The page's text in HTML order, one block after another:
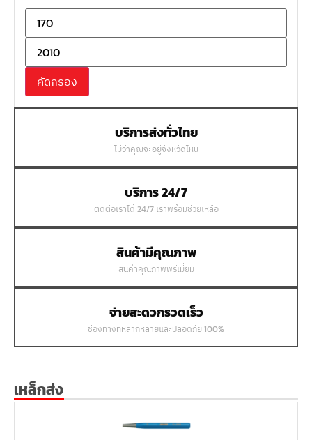
คัดกรอง
บริการส่งทั่วไทย
ไม่ว่าคุณจะอยู่จังหวัดไหน
บริการ 24/7
ติดต่อเราได้ 24/7 เราพร้อมช่วยเหลือ
สินค้ามีคุณภาพ
สินค้าคุณภาพพรีเมี่ยม
จ่ายสะดวกรวดเร็ว
ช่องทางที่หลากหลายและปลอดภัย 100%
เหล็กส่ง